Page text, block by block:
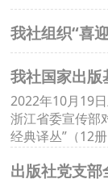
2022年10月19
浙江省委宣传部
经典译丛”（12
结项考评成绩优